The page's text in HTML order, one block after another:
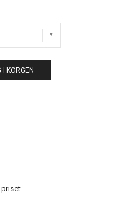
I KORGEN
priset